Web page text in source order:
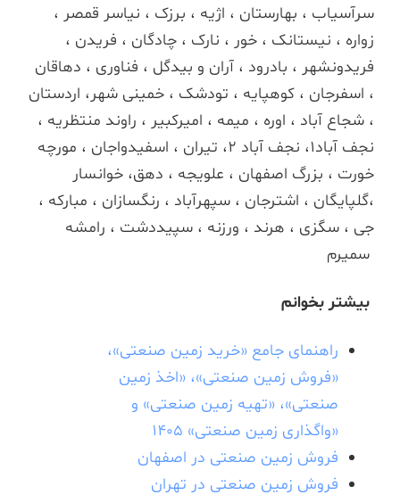
سرآسیاب ، بهارستان ، اژیه ، برزک ، نیاسر قمصر ،
زواره ، نیستانک ، خور ، نارک ، چادگان ، فریدن ،
فریدونشهر ، بادرود ، آران و بیدگل ، فناوری ، دهاقان
، اسفرجان ، کوهپایه ، تودشک ، خمینی شهر، اردستان
، شجاع آباد ، اوره ، میمه ، امیرکبیر ، راوند منتظریه ،
نجف آباد1، نجف آباد 2، تیران ، اسفیدواجان ، مورچه
خورت ، بزرگ اصفهان ، علویجه ، دهق، خوانسار
،گلپایگان ، اشترجان ، سپهرآباد ، رنگسازان ، مبارکه ،
جی ، سگزی ، هرند ، ورزنه ، سپیددشت ، رامشه
سمیرم
بیشتر بخوانم
راهنمای جامع «خرید زمین صنعتی»،
«فروش زمین صنعتی»، «اخذ زمین
صنعتی»، «تهیه زمین صنعتی» و
«واگذاری زمین صنعتی» 1405
فروش زمین صنعتی در اصفهان
فروش زمین صنعتی در تهران